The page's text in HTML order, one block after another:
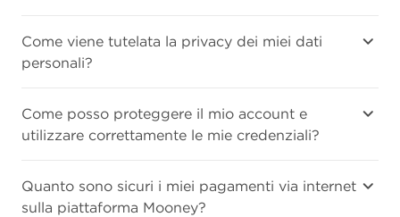
Come viene tutelata la privacy dei miei dati
personali?
Come posso proteggere il mio account e
utilizzare correttamente le mie credenziali?
Quanto sono sicuri i miei pagamenti via internet
sulla piattaforma Mooney?